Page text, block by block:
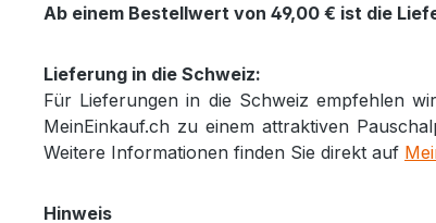
Ab einem Bestellwert von 49,00 € ist die
Lieferung in die Schweiz:
Für Lieferungen in die Schweiz empfehlen
MeinEinkauf.ch zu einem attraktiven
Weitere Informationen finden Sie direkt auf
Hinweis